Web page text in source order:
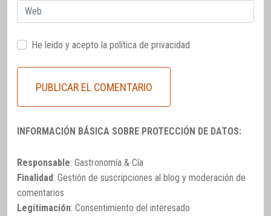
Web
He leido y acepto la política de privacidad
INFORMACIÓN BÁSICA SOBRE PROTECCIÓN DE DATOS:
Responsable: Gastronomía & Cía
Finalidad: Gestión de suscripciones al blog y moderación de
comentarios
Legitimación: Consentimiento del interesado